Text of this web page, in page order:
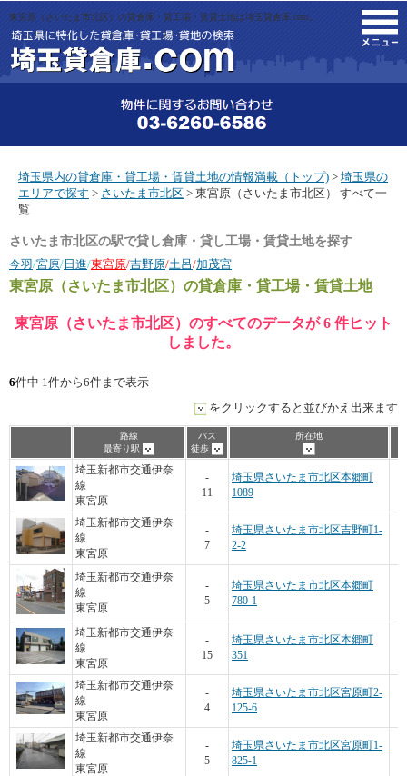
東宮原（さいたま市北区）の貸倉庫・貸工場・賃貸土地は埼玉貸倉庫.com。
埼玉県内の貸倉庫・貸工場・賃貸土地の情報満載（トップ) > 埼玉県の
エリアで探す > さいたま市北区 > 東宮原（さいたま市北区） すべて一
覧
さいたま市北区の駅で貸し倉庫・貸し工場・賃貸土地を探す
今羽/宮原/ 日進/東宮原/吉野原/土呂/加茂宮
東宮原（さいたま市北区） の貸倉庫・貸工場・賃貸土地
東宮原（さいたま市北区）のすべてのデータが 6 件ヒット
しました。
6件中 1件から6件まで表示
をクリックすると並びかえ出来ます
路線
最寄り駅
バス
徒歩
所在地
埼玉新都市交通伊奈
線
東宮原
-
11
埼玉県さいたま市北区本郷町
1089
埼玉新都市交通伊奈
線
東宮原
-
7
埼玉県さいたま市北区吉野町1-
2-2
埼玉新都市交通伊奈
線
東宮原
-
5
埼玉県さいたま市北区本郷町
780-1
埼玉新都市交通伊奈
線
東宮原
-
15
埼玉県さいたま市北区本郷町
351
埼玉新都市交通伊奈
線
東宮原
-
4
埼玉県さいたま市北区宮原町2-
125-6
埼玉新都市交通伊奈
線
東宮原
-
5
埼玉県さいたま市北区宮原町1-
825-1